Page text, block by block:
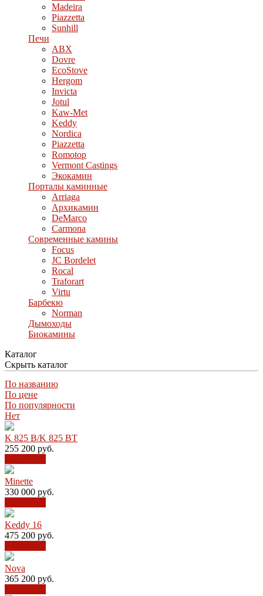
Madeira
Piazzetta
Sunhill
Печи
ABX
Dovre
EcoStove
Hergom
Invicta
Jotul
Kaw-Met
Keddy
Nordica
Piazzetta
Romotop
Vermont Castings
Экокамин
Порталы каминные
Arriaga
Архикамин
DeMarco
Carmona
Современные камины
Focus
JC Bordelet
Rocal
Traforart
Virtu
Барбекю
Norman
Дымоходы
Биокамины
Каталог
Скрыть каталог
По названию
По цене
По популярности
Нет
K 825 B/K 825 BT
255 200 руб.
Minette
330 000 руб.
Keddy 16
475 200 руб.
Nova
365 200 руб.